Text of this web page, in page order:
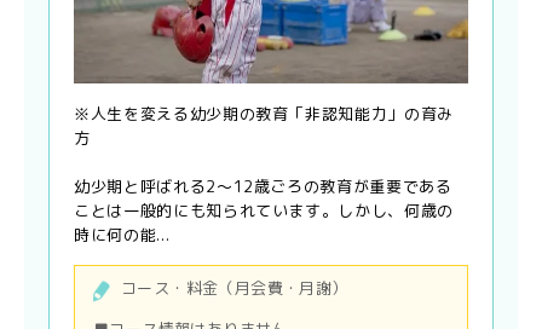
※人生を変える幼少期の教育「非認知能力」の育み
方
幼少期と呼ばれる2〜12歳ごろの教育が重要である
ことは一般的にも知られています。しかし、何歳の
時に何の能...
コース・料金（月会費・月謝）